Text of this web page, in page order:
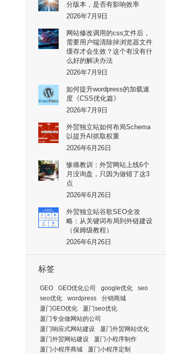
分版本，是否有影响效率
2026年7月9日
网站修改调用的css文件后，
需要用户端清除掉浏览器文件
缓存才会生效？这个有没有什
么好的解决办法
2026年7月9日
如何提升wordpress的加载速
度《CSS优化篇》
2026年7月9日
外贸独立站如何布局Schema
以提升AI抓取权重
2026年6月26日
惨痛教训：外贸网站上线6个
月没询盘，只因为做错了这3
点
2026年6月26日
外贸独立站谷歌SEO全攻
略：从关键词布局到外链建设
（保姆级教程）
2026年6月26日
标签
GEO GEO优化公司 google优化
seo
seo优化
wordpress
分销商城
厦门GEO优化
厦门seo优化
厦门专业做网站的公司
厦门响应式网站建设
厦门外贸网站优化
厦门外贸网站建设
厦门小程序制作
厦门小程序商城
厦门小程序定制